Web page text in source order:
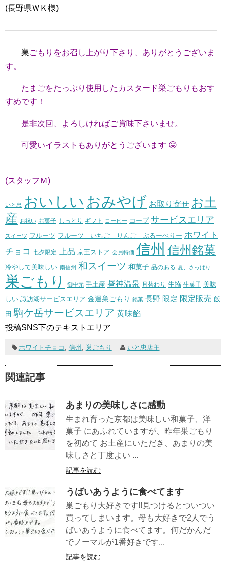
(長野県ＷＫ様)
巣ごもりをお召し上がり下さり、ありがとうございま
す。
たまごをたっぷり使用したカスタード巣ごもりもおす
すめです！
是非次回、よろしければご賞味下さいませ。
可愛いイラストもありがとうございます 😛
(スタッフＭ)
いと忠 おいしい おみやげ お取り寄せ お土
産 お祝い お菓子 しっとり ギフト コーヒー コープ サービスエリア
スイーツ フルーツ フルーツ いちご りんご ぶるーべりー ホワイト
チョコ 七夕限定 上品 京王ストア 会員特価 信州 信州銘菓
冷やして美味しい 南信州 和スイーツ 和菓子 品のある 夏、さっぱり
巣ごもり 御中元 手土産 昼神温泉 月替わり 生協 生菓子 美味
しい 諏訪湖サービスエリア 金運巣ごもり 銘菓 長野 限定 限定販売 飯
田 駒ケ岳サービスエリア 黄味餡
投稿SNS下のテキストエリア
ホワイトチョコ , 信州 , 巣ごもり いと忠店主
関連記事
あまりの美味しさに感動
生まれ育った京都は美味しい和菓子、洋
菓子 にあふれていますが、昨年巣ごもり
を初めて お土産にいただき、あまりの美
味しさと丁度よい ...
記事を読む
うばいあうように食べてます
巣ごもり大好きです!!見つけるとついつい
買ってしまいます。母も大好きで2人でう
ばいあうように食べてます。何だかんだ
でノーマルが1番好きです...
記事を読む